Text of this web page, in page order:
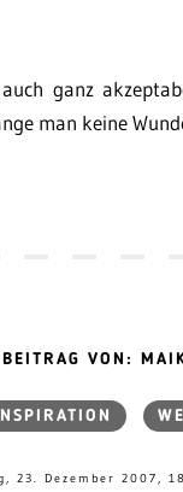
ganz
man keine
BEITRAG VON:
INSPIRATION
23. Dezember 2007,